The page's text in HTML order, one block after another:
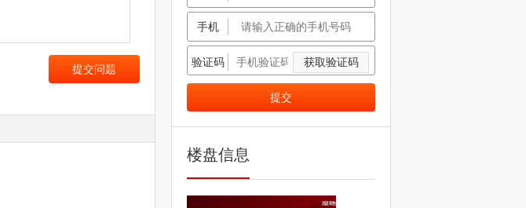
提交问题
手机
验证码 获取验证码
提交
楼盘信息